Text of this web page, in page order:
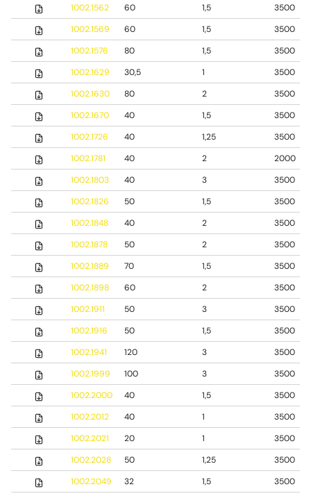
1002.1562
60 1,5
3500
1002.1569
60 1,5
3500
1002.1576
80 1,5
3500
1002.1629
30,5 1
3500
1002.1630
80 2
3500
1002.1670
40 1,5
3500
1002.1726
40 1,25
3500
1002.1781
40 2
2000
1002.1803
40 3
3500
1002.1826
50 1,5
3500
1002.1848
40 2
3500
1002.1878
50 2
3500
1002.1889
70 1,5
3500
1002.1898
60 2
3500
1002.1911
50 3
3500
1002.1916
50 1,5
3500
1002.1941
120 3
3500
1002.1999
100 3
3500
1002.2000
40 1,5
3500
1002.2012
40 1
3500
1002.2021
20 1
3500
1002.2028
50 1,25
3500
1002.2049
32 1,5 3500